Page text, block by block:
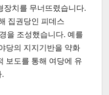
장치를 무너뜨렸습니다.
집권당인 피데스
을 조성했습니다. 예를
당의 지지기반을 약화
보도를 통해 여당에 유
.